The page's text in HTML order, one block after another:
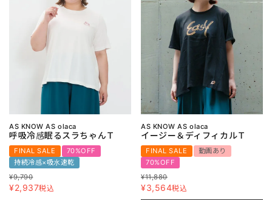
AS KNOW AS olaca
呼吸冷感眠るスラちゃんＴ
FINAL SALE
70%OFF
持続冷感×吸水速乾
¥9,790
¥2,937税込
AS KNOW AS olaca
イージー＆ディフィカルＴ
FINAL SALE
動画あり
70%OFF
¥11,880
¥3,564税込